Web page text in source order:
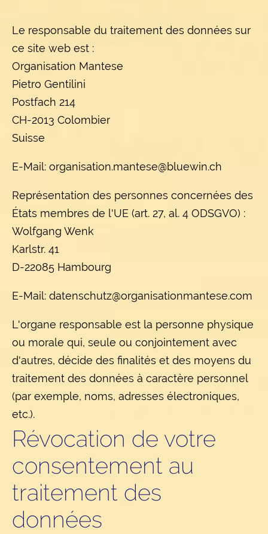
Le responsable du traitement des données sur
ce site web est :
Organisation Mantese
Pietro Gentilini
Postfach 214
CH-2013 Colombier
Suisse
E-Mail: organisation.mantese@bluewin.ch
Représentation des personnes concernées des
États membres de l'UE (art. 27, al. 4 ODSGVO) :
Wolfgang Wenk
Karlstr. 41
D-22085 Hambourg
E-Mail: datenschutz@organisationmantese.com
L'organe responsable est la personne physique
ou morale qui, seule ou conjointement avec
d'autres, décide des finalités et des moyens du
traitement des données à caractère personnel
(par exemple, noms, adresses électroniques,
etc.).
Révocation de votre
consentement au
traitement des
données